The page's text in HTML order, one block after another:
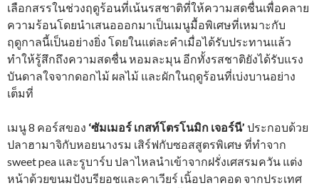
เลือกสรรในช่วงฤดูร้อนที่เน้นรสชาติที่ให้ความสดชื่นเพื่อคลาย
ความร้อนโดยนำเสนอออกมาเป็นเมนูมื้อพิเศษที่เหมาะกับ
ฤดูกาลนี้เป็นอย่างยิ่ง โดยในแต่ละคำเมื่อได้รับประทานแล้ว
ทำให้รู้สึกถึงความสดชื่น หอมละมุน อีกทั้งรสชาติยังได้รับแรง
บันดาลใจจากดอกไม้ ผลไม้ และผักในฤดูร้อนที่เบ่งบานอย่าง
เต็มที่
เมนู 8 คอร์สของ ‘ซัมเมอร์ เกสท์โตรโนมิก เจอร์นี’ ประกอบด้วย
ปลาฮามาจิกับหอยนางรม เสิร์ฟกับซอสสูตรพิเศษ ที่ทำจาก
sweet pea และรูบาร์บ ปลาไหลนำเข้าจากฝรั่งเศสรมควัน แต่ง
หน้าด้วยขนมปังบรียอชและคาเวียร์ เนิ้อปลาคอด จากประเทศ